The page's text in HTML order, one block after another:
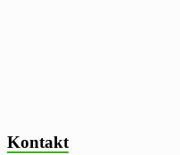
Kontakt